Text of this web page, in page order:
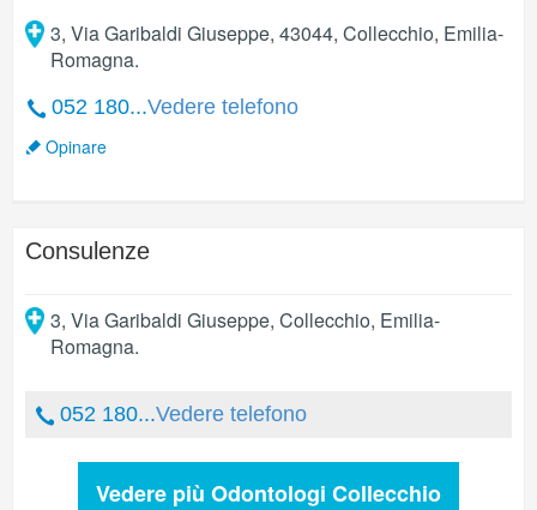
3, Via Garibaldi Giuseppe, 43044, Collecchio, Emilia-
Romagna.
052 180...Vedere telefono
Opinare
Consulenze
3, Via Garibaldi Giuseppe, Collecchio, Emilia-
Romagna.
052 180...Vedere telefono
Vedere più Odontologi Collecchio